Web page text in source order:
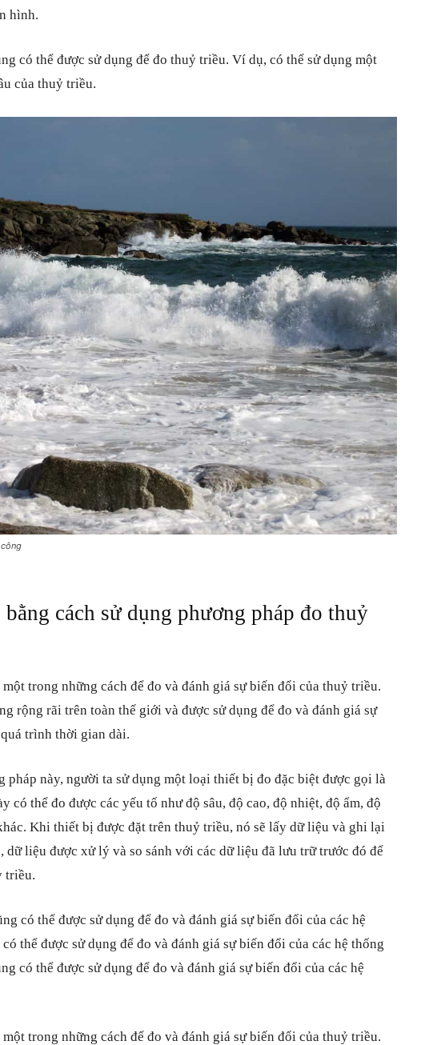
hình.
có thể được sử dụng để đo thuỷ triều. Ví dụ, có thể sử dụng một
của thuỷ triều.
cách sử dụng phương pháp đo thuỷ
trong những cách để đo và đánh giá sự biến đổi của thuỷ triều.
rộng rãi trên toàn thế giới và được sử dụng để đo và đánh giá sự
trình thời gian dài.
pháp này, người ta sử dụng một loại thiết bị đo đặc biệt được gọi là
có thể đo được các yếu tố như độ sâu, độ cao, độ nhiệt, độ ẩm, độ
Khi thiết bị được đặt trên thuỷ triều, nó sẽ lấy dữ liệu và ghi lại
dữ liệu được xử lý và so sánh với các dữ liệu đã lưu trữ trước đó để
triều.
có thể được sử dụng để đo và đánh giá sự biến đổi của các hệ
thể được sử dụng để đo và đánh giá sự biến đổi của các hệ thống
có thể được sử dụng để đo và đánh giá sự biến đổi của các hệ
trong những cách để đo và đánh giá sự biến đổi của thuỷ triều.